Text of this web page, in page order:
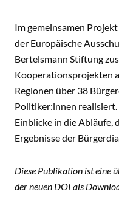
Im gemeinsamen
der Europäische
Bertelsmann Stiftung
Kooperationsprojekten
Regionen über 38
Politiker:innen
Einblicke in die Abläufe,
Ergebnisse der
Diese Publikation ist eine
der neuen DOI als